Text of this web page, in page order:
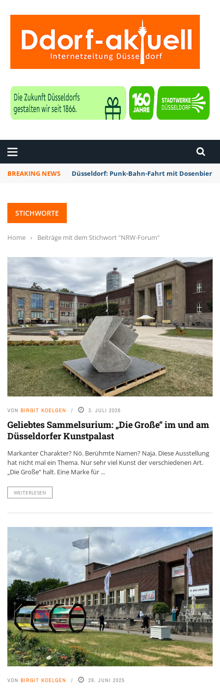
BREAKING NEWS Düsseldorf: Rheinbahn testet Technik zur
STICHWORTE
Home › Beiträge mit dem Stichwort "NRW-Forum"
VON BIRGIT KOELGEN 3. JULI 2026
Geliebtes Sammelsurium: „Die Große“ im und am
Düsseldorfer Kunstpalast
Markanter Charakter? Nö. Berühmte Namen? Naja. Diese Ausstellung
hat nicht mal ein Thema. Nur sehr viel Kunst der verschiedenen Art.
„Die Große“ halt. Eine Marke für ...
WEITERLESEN
VON BIRGIT KOELGEN 26. JUNI 2025